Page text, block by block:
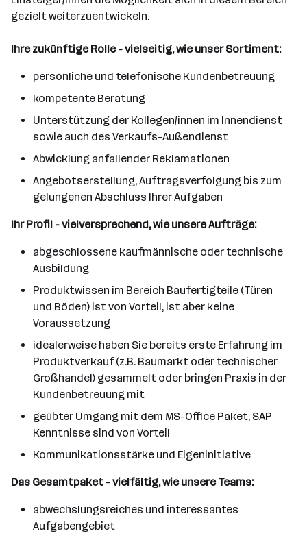
gezielt weiterzuentwickeln.
Ihre zukünftige Rolle - vielseitig, wie unser Sortiment:
persönliche und telefonische Kundenbetreuung
kompetente Beratung
Unterstützung der Kollegen/innen im Innendienst
sowie auch des Verkaufs-Außendienst
Abwicklung anfallender Reklamationen
Angebotserstellung, Auftragsverfolgung bis zum
gelungenen Abschluss Ihrer Aufgaben
Ihr Profil - vielversprechend, wie unsere Aufträge:
abgeschlossene kaufmännische oder technische
Ausbildung
Produktwissen im Bereich Baufertigteile (Türen
und Böden) ist von Vorteil, ist aber keine
Voraussetzung
idealerweise haben Sie bereits erste Erfahrung im
Produktverkauf (z.B. Baumarkt oder technischer
Großhandel) gesammelt oder bringen Praxis in der
Kundenbetreuung mit
geübter Umgang mit dem MS-Office Paket, SAP
Kenntnisse sind von Vorteil
Kommunikationsstärke und Eigeninitiative
Das Gesamtpaket - vielfältig, wie unsere Teams:
abwechslungsreiches und interessantes
Aufgabengebiet